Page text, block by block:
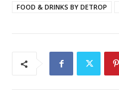
FOOD & DRINKS BY DETROP